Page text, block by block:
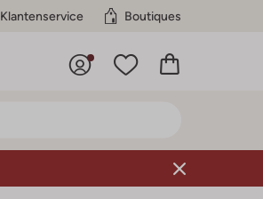
Klantenservice Boutiques